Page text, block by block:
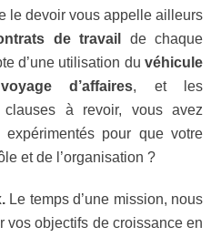
le devoir vous appelle ailleurs
de travail
de chaque
d’une utilisation du véhicule
voyage d’affaires, et les
à revoir, vous avez
pour que votre
et de l’organisation ?
Le temps d’une mission, nous
vos objectifs de croissance en